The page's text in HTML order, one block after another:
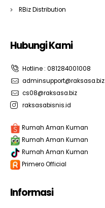
RBiz Distribution
Hubungi Kami
Hotline : 081284001008
adminsupport@raksasa.biz
cs08@raksasa.biz
raksasabisnis.id
Rumah Aman Kuman
Rumah Aman Kuman
Rumah Aman Kuman
Primero Official
Informasi